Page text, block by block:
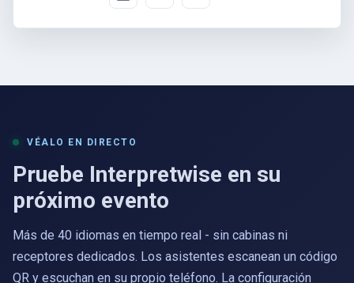
VÉALO EN DIRECTO
Pruebe Interpretwise en su
próximo evento
Más de 40 idiomas en tiempo real - sin cabinas ni
receptores dedicados. Los asistentes escanean un código
QR y escuchan en su propio teléfono. La configuración